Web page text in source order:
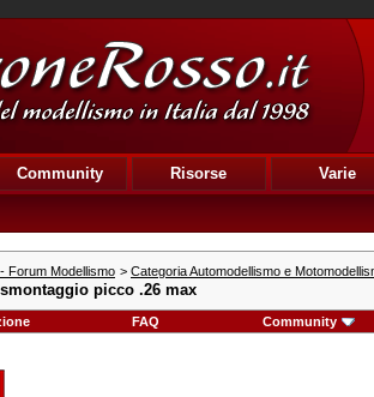
Community Risorse Varie
Forum Modellismo > Categoria Automodellismo e
picco .26 max
FAQ Community